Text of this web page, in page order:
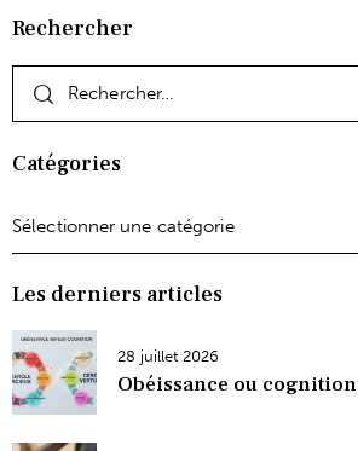
Rechercher
Catégories
Les derniers articles
28 juillet 2026
Obéissance ou cognition